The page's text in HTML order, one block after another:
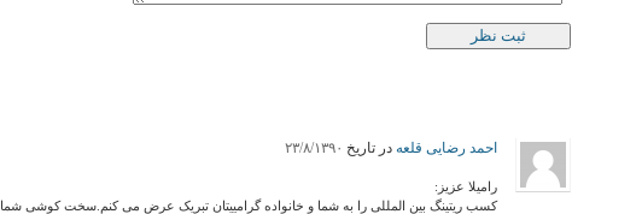
احمد رضایی قلعه در تاریخ ۲۳/۸/۱۳۹۰
رامیلا عزیز:
کسب ریتینگ بین المللی را به شما و خانواده گرامییتان تبریک عرض می کنم.سخت کوشی شما